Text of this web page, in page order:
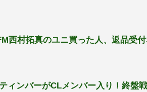
村拓真のユニ買った人、返品受付
ィンバーがCLメンバー入り！終盤